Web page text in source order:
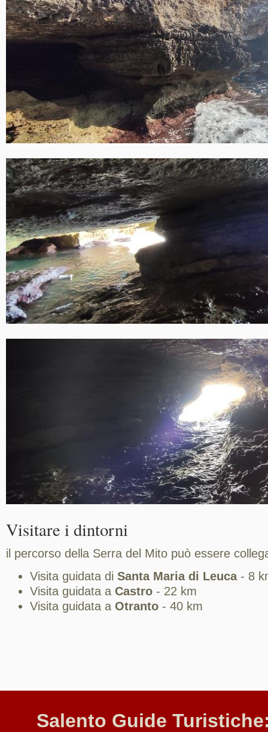
Visitare i dintorni
il percorso della Serra del Mito può essere
Visita guidata di Santa Maria di Leuca- 8
Visita guidata a Castro - 22 km
Visita guidata a Otranto - 40 km
Salento Guide